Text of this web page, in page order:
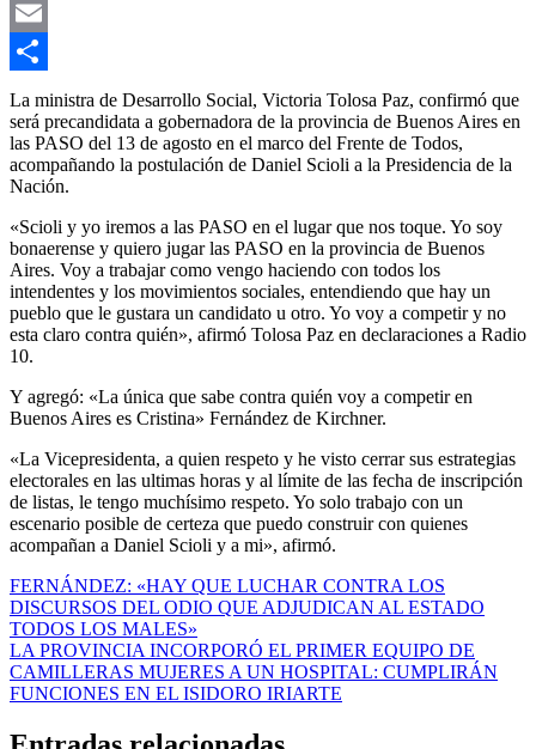
Twitter
Email
Compartir
La ministra de Desarrollo Social, Victoria Tolosa Paz, confirmó que
será precandidata a gobernadora de la provincia de Buenos Aires en
las PASO del 13 de agosto en el marco del Frente de Todos,
acompañando la postulación de Daniel Scioli a la Presidencia de la
Nación.
«Scioli y yo iremos a las PASO en el lugar que nos toque. Yo soy
bonaerense y quiero jugar las PASO en la provincia de Buenos
Aires. Voy a trabajar como vengo haciendo con todos los
intendentes y los movimientos sociales, entendiendo que hay un
pueblo que le gustara un candidato u otro. Yo voy a competir y no
esta claro contra quién», afirmó Tolosa Paz en declaraciones a Radio
10.
Y agregó: «La única que sabe contra quién voy a competir en
Buenos Aires es Cristina» Fernández de Kirchner.
«La Vicepresidenta, a quien respeto y he visto cerrar sus estrategias
electorales en las ultimas horas y al límite de las fecha de inscripción
de listas, le tengo muchísimo respeto. Yo solo trabajo con un
escenario posible de certeza que puedo construir con quienes
acompañan a Daniel Scioli y a mi», afirmó.
Navegación
de
entradas
FERNÁNDEZ: «HAY QUE LUCHAR CONTRA LOS
DISCURSOS DEL ODIO QUE ADJUDICAN AL ESTADO
TODOS LOS MALES»
LA PROVINCIA INCORPORÓ EL PRIMER EQUIPO DE
CAMILLERAS MUJERES A UN HOSPITAL: CUMPLIRÁN
FUNCIONES EN EL ISIDORO IRIARTE